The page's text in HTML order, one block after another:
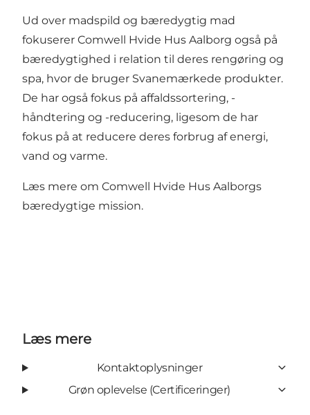
Ud over madspild og bæredygtig mad
fokuserer Comwell Hvide Hus Aalborg også på
bæredygtighed i relation til deres rengøring og
spa, hvor de bruger Svanemærkede produkter.
De har også fokus på affaldssortering, -
håndtering og -reducering, ligesom de har
fokus på at reducere deres forbrug af energi,
vand og varme.
Læs mere om Comwell Hvide Hus Aalborgs
bæredygtige mission.
Læs mere
Kontaktoplysninger
Grøn oplevelse (Certificeringer)